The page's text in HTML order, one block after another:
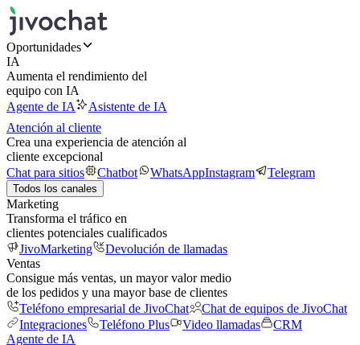
Oportunidades
IA
Aumenta el rendimiento del
equipo con IA
Agente de IA
Asistente de IA
Atención al cliente
Crea una experiencia de atención al
cliente excepcional
Chat para sitios
Chatbot WhatsAppInstagram Telegram
Todos los canales
Marketing
Transforma el tráfico en
clientes potenciales cualificados
JivoMarketing
Devolución de llamadas
Ventas
Consigue más ventas, un mayor valor medio
de los pedidos y una mayor base de clientes
Teléfono empresarial de JivoChat
Chat de equipos de JivoChat
Integraciones
Teléfono Plus Video llamadas
CRM
Agente de IA